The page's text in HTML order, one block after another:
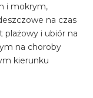
i mokrym,
na czas
plażowy i ubiór na
na choroby
kierunku